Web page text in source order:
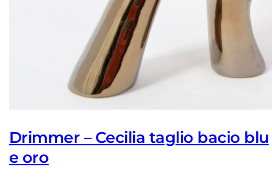
Drimmer – Cecilia taglio bacio blu
e oro